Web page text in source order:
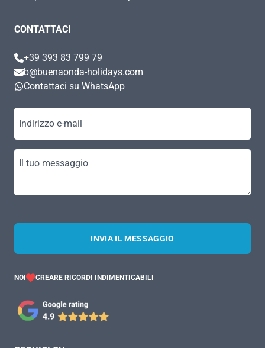
CONTATTACI
+39 393 83 799 79
b@buenaonda-holidays.com
Contattaci su WhatsApp
Indirizzo e-mail
Il tuo messaggio
INVIA IL MESSAGGIO
NOI CREARE RICORDI INDIMENTICABILI